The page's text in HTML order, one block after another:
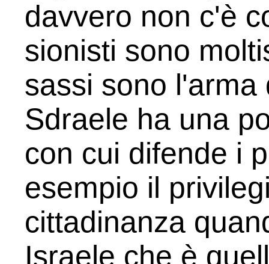
davvero non c'è
sionisti sono
sassi sono
Sdraele ha una
con cui difende i
esempio il
cittadinanza
Israele che è